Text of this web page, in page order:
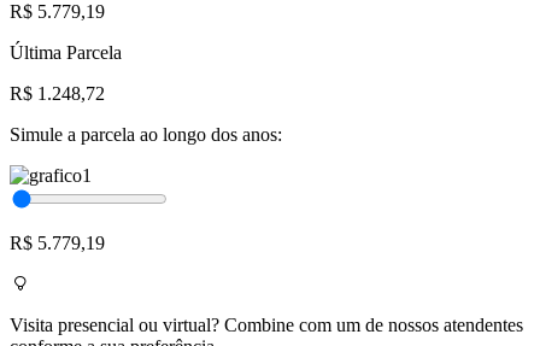
R$ 5.779,19
Última Parcela
R$ 1.248,72
Simule a parcela ao longo dos anos:
R$ 5.779,19
Visita presencial ou virtual? Combine com um de nossos atendentes